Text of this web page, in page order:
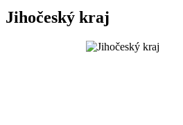
Jihočeský kraj